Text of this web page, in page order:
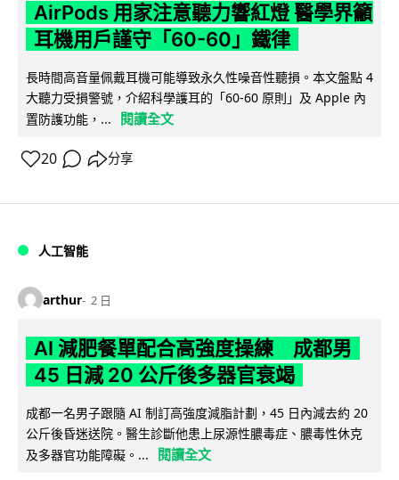
AirPods 用家注意聽力響紅燈 醫學界籲
耳機用戶謹守「60-60」鐵律
長時間高音量佩戴耳機可能導致永久性噪音性聽損。本文盤點 4
大聽力受損警號，介紹科學護耳的「60-60 原則」及 Apple 內
置防護功能，...
閱讀全文
20 分享
人工智能
arthur 2 日
AI 減肥餐單配合高強度操練 成都男
45 日減 20 公斤後多器官衰竭
成都一名男子跟隨 AI 制訂高強度減脂計劃，45 日內減去約 20
公斤後昏迷送院。醫生診斷他患上尿源性膿毒症、膿毒性休克
及多器官功能障礙。...
閱讀全文